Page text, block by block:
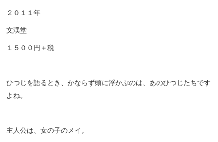
２０１１年
文渓堂
１５００円＋税
ひつじを語るとき、かならず頭に浮かぶのは、あのひつじたちです
よね。
主人公は、女の子のメイ。